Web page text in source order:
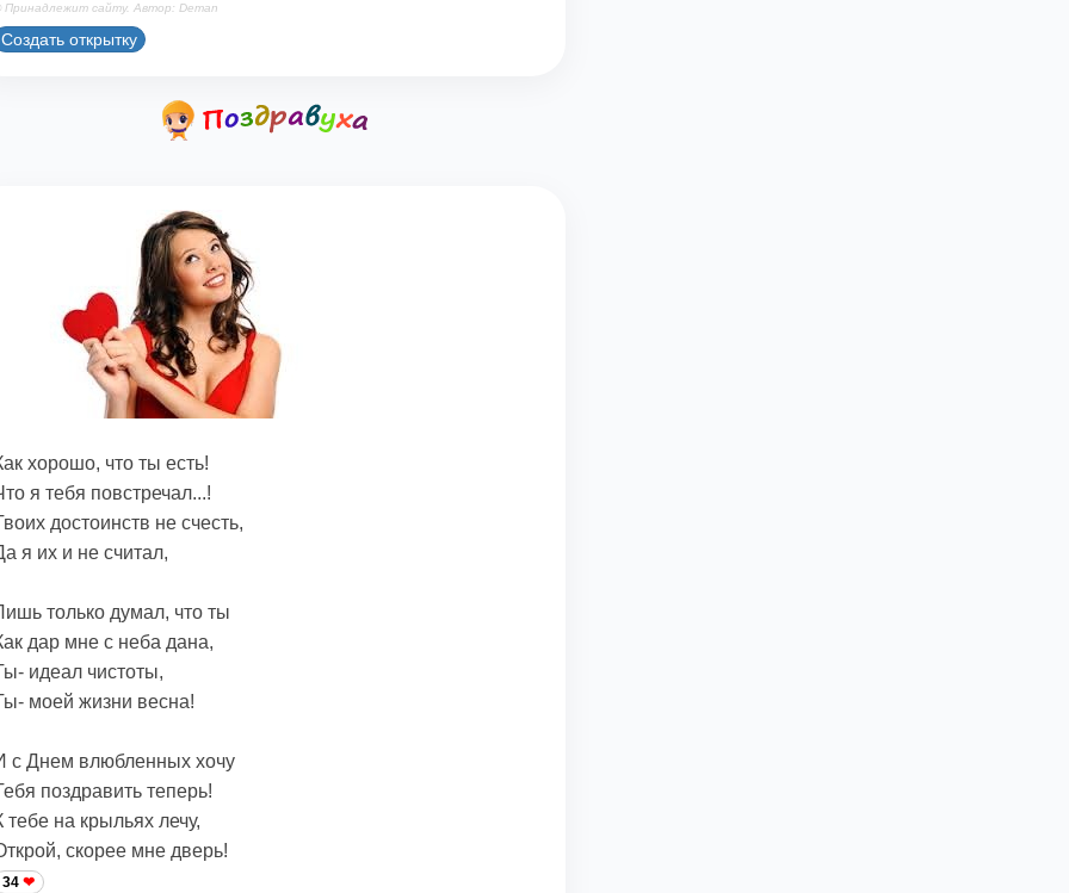
Принадлежит сайту. Автор: Deman
Создать открытку
хорошо, что ты есть!
я тебя повстречал...!
достоинств не счесть,
я их и не считал,
только думал, что ты
дар мне с неба дана,
идеал чистоты,
моей жизни весна!
с Днем влюбленных хочу
поздравить теперь!
тебе на крыльях лечу,
скорее мне дверь!
34